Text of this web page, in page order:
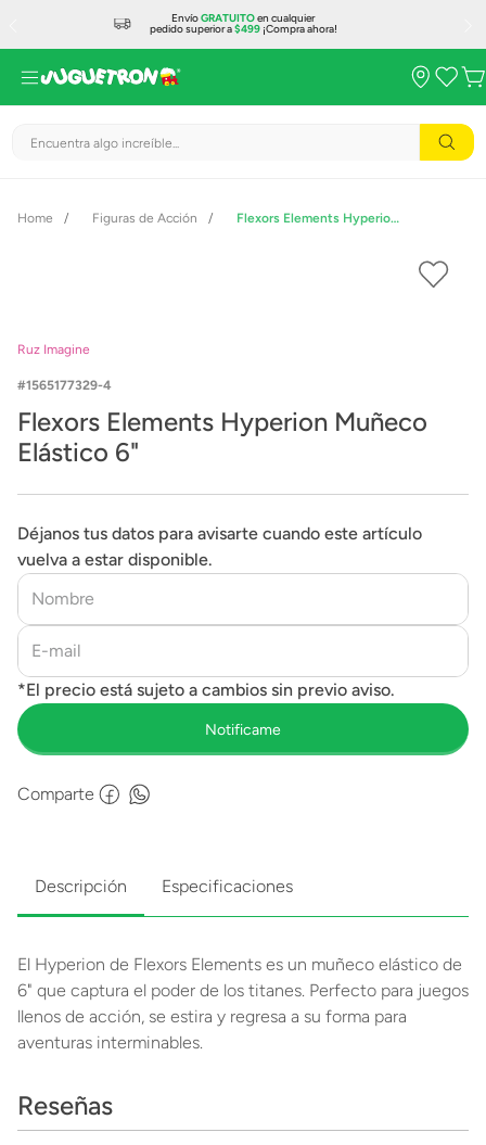
EnvíoGRATUITOen cualquier
pedido superior a$499¡Compra ahora!
Encuentra algo increíble...
Figuras de Acción Flexors Elements Hyperion Muñeco Elástico 6"
Ruz Imagine
1565177329-4
Flexors Elements Hyperion Muñeco
Elástico 6"
Déjanos tus datos para avisarte cuando este artículo
vuelva a estar disponible.
Comparte
Descripción Especificaciones
El Hyperion de Flexors Elements es un muñeco elástico de
6" que captura el poder de los titanes. Perfecto para juegos
llenos de acción, se estira y regresa a su forma para
aventuras interminables.
Reseñas